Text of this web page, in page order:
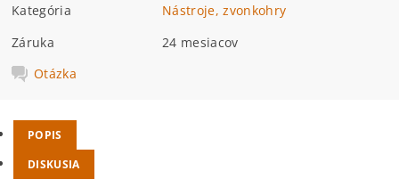
Kategória
Nástroje, zvonkohry
Záruka
24 mesiacov
Otázka
POPIS
DISKUSIA